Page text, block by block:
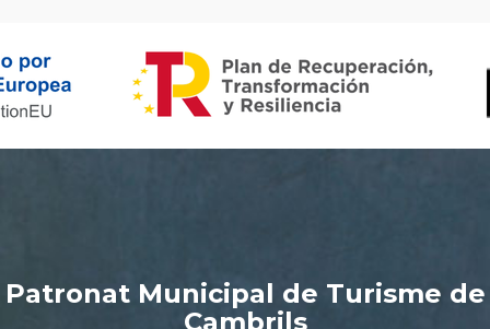
Patronat Municipal de Turisme de
Cambrils